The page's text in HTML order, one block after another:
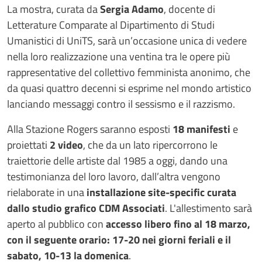
La mostra, curata daSergia Adamo, docente di
Letterature Comparate al Dipartimento di Studi
Umanistici di UniTS, sarà un’occasione unica di vedere
nella loro realizzazione una ventina tra le opere più
rappresentative del collettivo femminista anonimo, che
da quasi quattro decenni si esprime nel mondo artistico
lanciando messaggi contro il sessismo e il razzismo.
Alla Stazione Rogers saranno esposti 18 manifesti e
proiettati 2 video, che da un lato ripercorrono le
traiettorie delle artiste dal 1985 a oggi, dando una
testimonianza del loro lavoro, dall’altra vengono
rielaborate in unainstallazione site-specific curata
dallo studio grafico CDM Associati. L'allestimento sarà
aperto al pubblico conaccesso libero fino al 18 marzo,
con il seguente orario: 17-20 nei giorni feriali e il
sabato, 10-13 la domenica.